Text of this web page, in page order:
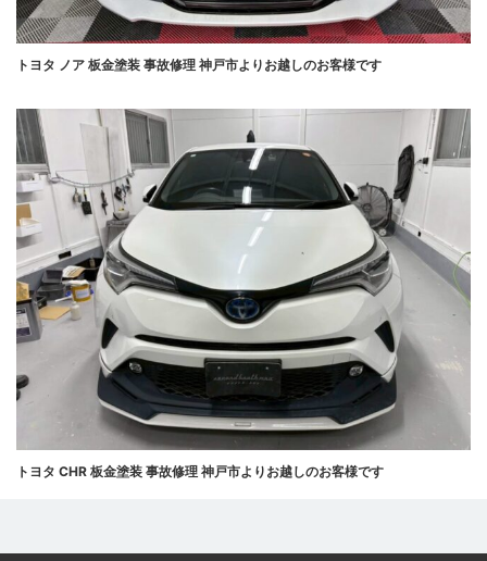
トヨタ ノア 板金塗装 事故修理 神戸市よりお越しのお客様です
トヨタ CHR 板金塗装 事故修理 神戸市よりお越しのお客様です